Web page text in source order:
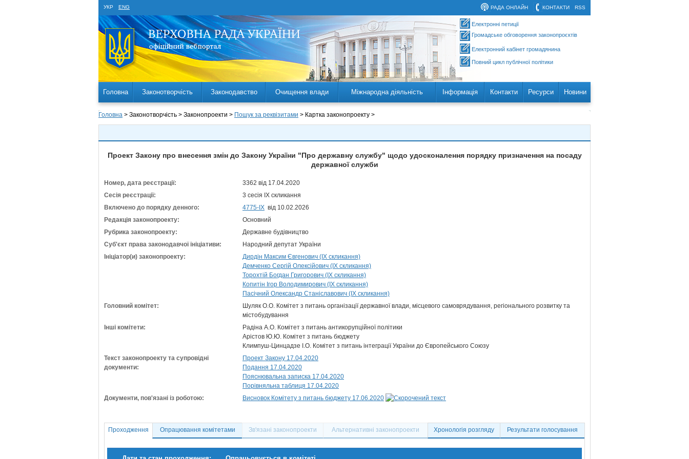
УКР ENG RSS
КОНТАКТИ
РАДА ОНЛАЙН
Електронні петиції
Громадське обговорення законопроєктів
Електронний кабінет громадянина
Повний цикл публічної політики
Головна Законотворчість Законодавство Очищення влади Міжнародна діяльність Інформація Контакти Ресурси Новини
Головна > Законотворчість > Законопроекти > Пошук за реквізитами > Картка законопроекту >
Проект Закону про внесення змін до Закону України "Про державну службу" щодо удосконалення порядку призначення на посаду
державної служби
Номер, дата реєстрації:
3362 від 17.04.2020
Сесія реєстрації:
3 сесія IX скликання
Включено до порядку денного:
4775-IX від 10.02.2026
Редакція законопроекту:
Основний
Рубрика законопроекту:
Державне будівництво
Суб'єкт права законодавчої ініціативи:
Народний депутат України
Ініціатор(и) законопроекту:
Дирдін Максим Євгенович (IX скликання)
Демченко Сергій Олексійович (IX скликання)
Торохтій Богдан Григорович (IX скликання)
Копитін Ігор Володимирович (IX скликання)
Пасічний Олександр Станіславович (IX скликання)
Головний комітет:
Шуляк О.О. Комітет з питань організації державної влади, місцевого самоврядування, регіонального розвитку та
містобудування
Інші комітети:
Радіна А.О. Комітет з питань антикорупційної політики
Арістов Ю.Ю. Комітет з питань бюджету
Климпуш-Цинцадзе І.О. Комітет з питань інтеграції України до Європейського Союзу
Текст законопроекту та супровідні
документи:
Проект Закону 17.04.2020
Подання 17.04.2020
Пояснювальна записка 17.04.2020
Порівняльна таблиця 17.04.2020
Документи, пов'язані із роботою:
Висновок Комітету з питань бюджету 17.06.2020
Проходження Опрацювання комітетами Зв'язані законопроекти Альтернативні законопроекти Хронологія розгляду Результати голосування